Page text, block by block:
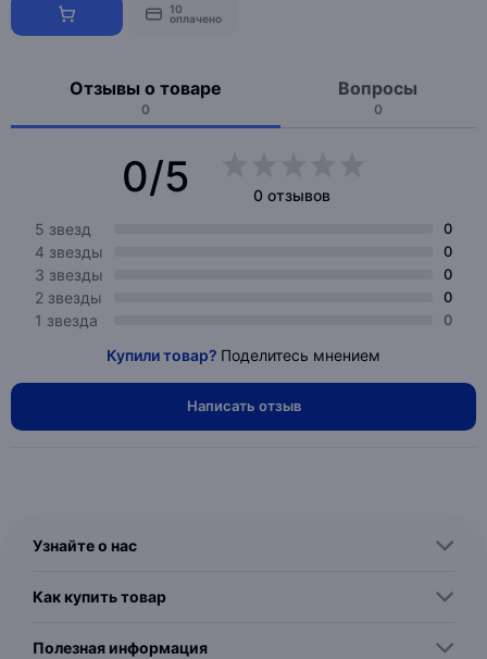
10
оплачено
Отзывы о товаре
0
Вопросы
0
0/5
0 отзывов
5 звезд
0
4 звезды 0
3 звезды 0
2 звезды 0
1 звезда 0
Купили товар? Поделитесь мнением
Написать отзыв
Узнайте о нас
Как купить товар
Полезная информация